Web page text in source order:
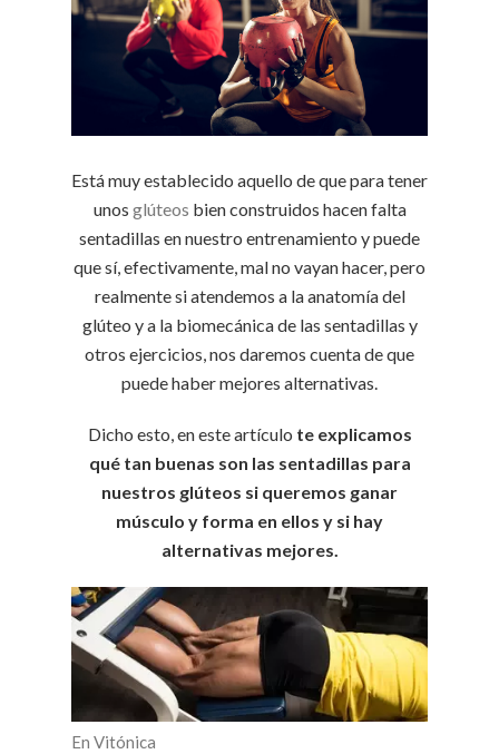
Está muy establecido aquello de que para tener
unos glúteos bien construidos hacen falta
sentadillas en nuestro entrenamiento y puede
que sí, efectivamente, mal no vayan hacer, pero
realmente si atendemos a la anatomía del
glúteo y a la biomecánica de las sentadillas y
otros ejercicios, nos daremos cuenta de que
puede haber mejores alternativas.
Dicho esto, en este artículo te explicamos
qué tan buenas son las sentadillas para
nuestros glúteos si queremos ganar
músculo y forma en ellos y si hay
alternativas mejores.
En Vitónica